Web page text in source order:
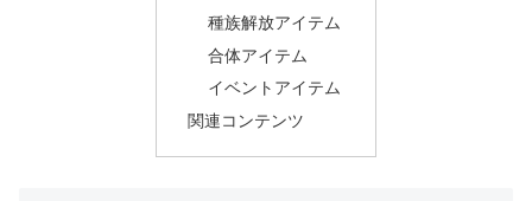
種族解放アイテム
合体アイテム
イベントアイテム
関連コンテンツ